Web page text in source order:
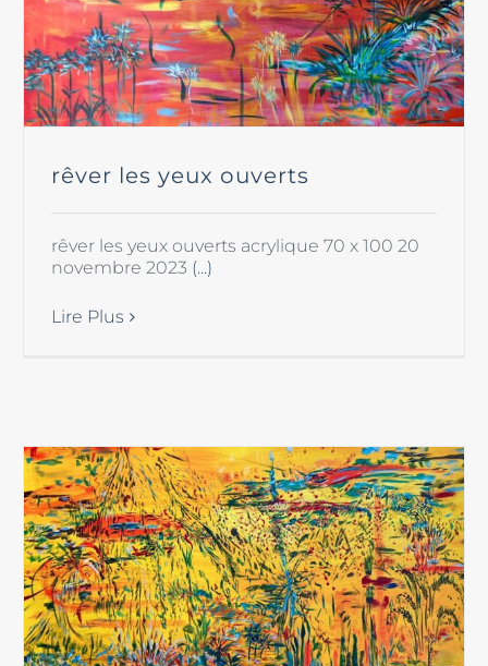
rêver les yeux ouverts
rêver les yeux ouverts acrylique 70 x 100 20
novembre 2023 (...)
Lire Plus